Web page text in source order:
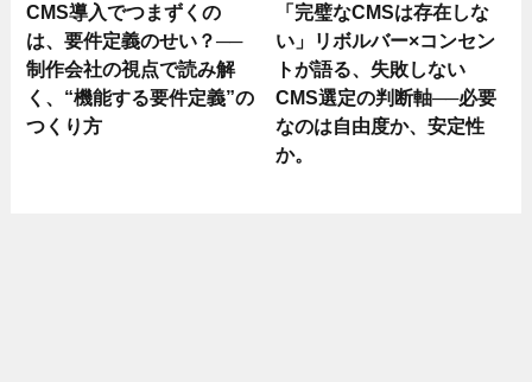
CMS導入でつまずくの
は、要件定義のせい？──
制作会社の視点で読み解
く、“機能する要件定義”の
つくり方
「完璧なCMSは存在しな
い」リボルバー×コンセン
トが語る、失敗しない
CMS選定の判断軸──必要
なのは自由度か、安定性
か。